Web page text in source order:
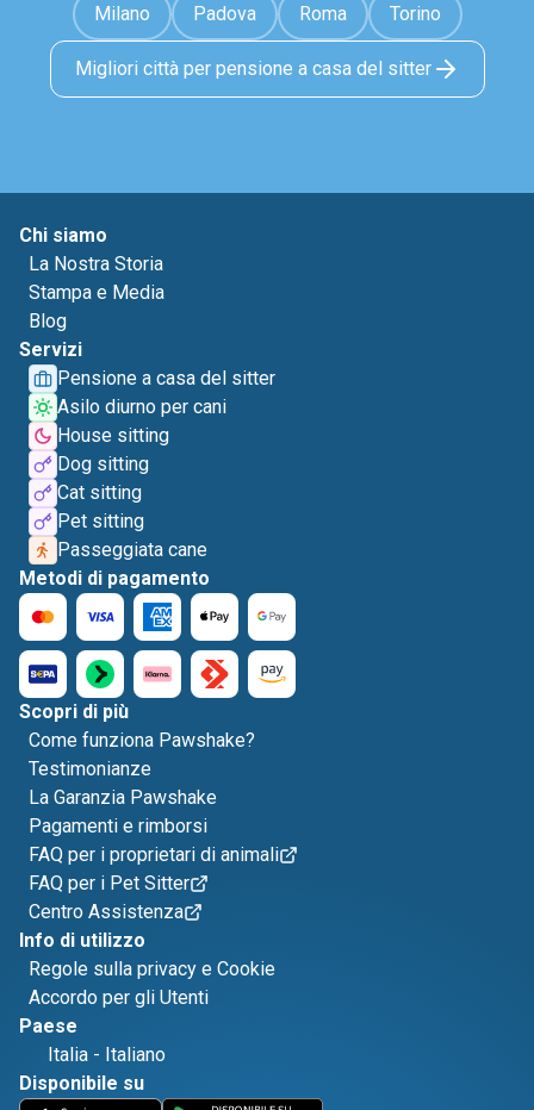
Milano Padova Roma Torino
Migliori città per pensione a casa del sitter
Chi siamo
La Nostra Storia
Stampa e Media
Blog
Servizi
Pensione a casa del sitter
Asilo diurno per cani
House sitting
Dog sitting
Cat sitting
Pet sitting
Passeggiata cane
Metodi di pagamento
Scopri di più
Come funziona Pawshake?
Testimonianze
La Garanzia Pawshake
Pagamenti e rimborsi
FAQ per i proprietari di animali
FAQ per i Pet Sitter
Centro Assistenza
Info di utilizzo
Regole sulla privacy e Cookie
Accordo per gli Utenti
Paese
Italia - Italiano
Disponibile su